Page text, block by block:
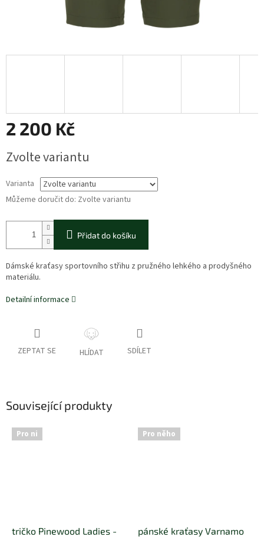
2 200 Kč
cena:
Zvolte variantu
Varianta
Můžeme doručit do: Zvolte variantu
Přidat do košíku
Dámské kraťasy sportovního střihu z pružného lehkého a prodyšného
materiálu.
Detailní informace
ZEPTAT SE HLÍDAT SDÍLET
Související produkty
Pro ni
tričko Pinewood Ladies -
Pro něho
pánské kraťasy Varnamo